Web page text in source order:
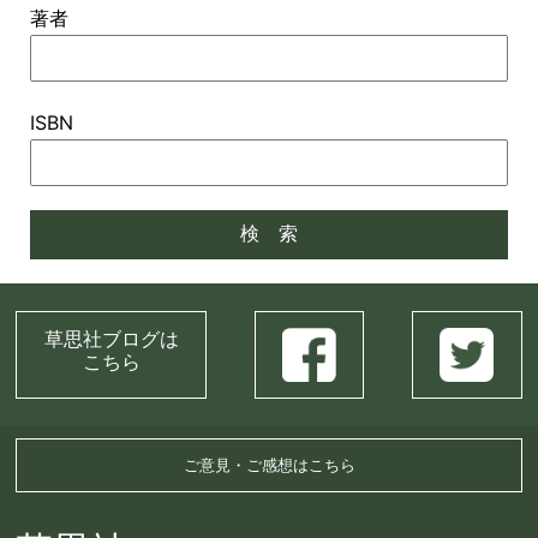
著者
ISBN
草思社ブログは
こちら
ご意見・ご感想はこちら